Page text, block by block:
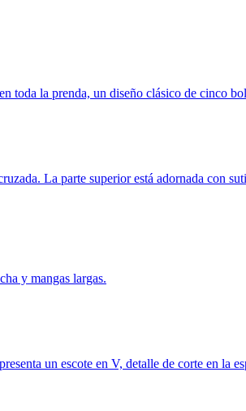
toda la prenda, un diseño clásico de cinco
La parte superior está adornada con
y mangas largas.
un escote en V, detalle de corte en la